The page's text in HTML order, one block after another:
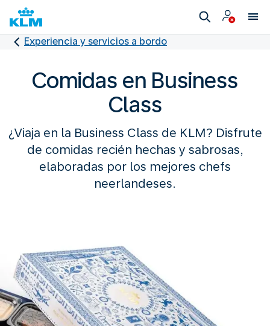
Experiencia y servicios a bordo
Comidas en Business
Class
¿Viaja en la Business Class de KLM? Disfrute
de comidas recién hechas y sabrosas,
elaboradas por los mejores chefs
neerlandeses.